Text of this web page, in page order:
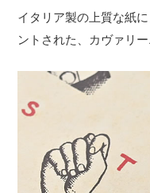
イタリア製の上質な紙
ントされた、カヴァリ